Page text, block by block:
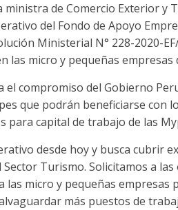
ministra de Comercio Exterior y
del Fondo de Apoyo
Ministerial N° 228-2020-
las micro y pequeñas empresas
el compromiso del Gobierno
que podrán beneficiarse con
capital de trabajo de las
desde hoy y busca cubrir
Turismo. Solicitamos a
micro y pequeñas empresas
más puestos de